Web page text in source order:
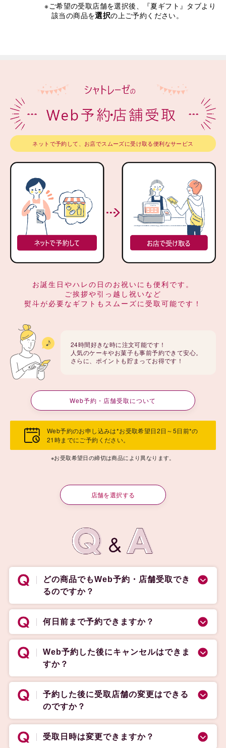
※ご希望の受取店舗を選択後、『夏ギフト』タブより
該当の商品を選択の上ご予約ください。
ネットで予約して、お店でスムーズに受け取る便利なサービス
お誕生日やハレの日のお祝いにも便利です。
ご挨拶や引っ越し祝いなど
熨斗が必要なギフトもスムーズに受取可能です！
24時間好きな時に注文可能です！
人気のケーキやお菓子も事前予約できて安心。
さらに、ポイントも貯まってお得です！
Web予約・店舗受取について
Web予約のお申し込みは*お受取希望日2日～5日前*の
21時までにご予約ください。
※お受取希望日の締切は商品により異なります。
店舗を選択する
どの商品でもWeb予約・店舗受取でき
るのですか？
何日前まで予約できますか？
Web予約した後にキャンセルはできま
すか？
予約した後に受取店舗の変更はできる
のですか？
受取日時は変更できますか？